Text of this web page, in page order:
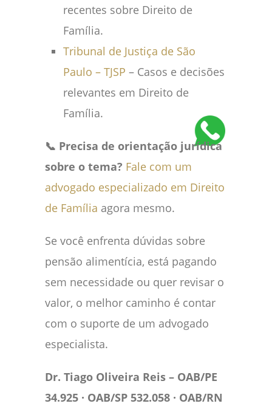
recentes sobre Direito de
Família.
Tribunal de Justiça de São
Paulo – TJSP – Casos e decisões
relevantes em Direito de
Família.
📞 Precisa de orientação jurídica
sobre o tema? Fale com um
advogado especializado em Direito
de Família agora mesmo.
Se você enfrenta dúvidas sobre
pensão alimentícia, está pagando
sem necessidade ou quer revisar o
valor, o melhor caminho é contar
com o suporte de um advogado
especialista.
Dr. Tiago Oliveira Reis – OAB/PE
34.925 · OAB/SP 532.058 · OAB/RN